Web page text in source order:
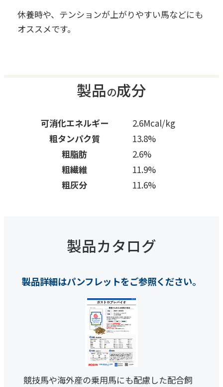
休養時や、テンションが上がりやすい馬などにも
オススメです。
製品の成分
可消化エネルギー
2.6Mcal/kg
粗タンパク質
13.8%
粗脂肪
2.6%
粗繊維
11.9%
粗灰分
11.6%
製品カタログ
製品詳細はパンフレットをご参照ください。
競技馬や海外産の乗用馬にも配慮した配合飼